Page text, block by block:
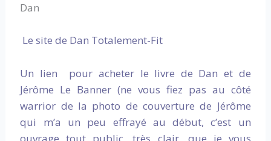
Dan
Le site de Dan Totalement-Fit
Un lien pour acheter le livre de Dan et de
Jérôme Le Banner (ne vous fiez pas au côté
warrior de la photo de couverture de Jérôme
qui m’a un peu effrayé au début, c’est un
ouvrage tout public, très clair, que je vous